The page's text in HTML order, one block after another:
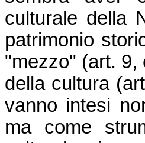
culturale della
patrimonio
"mezzo" (art. 9,
della cultura
vanno intesi
ma come